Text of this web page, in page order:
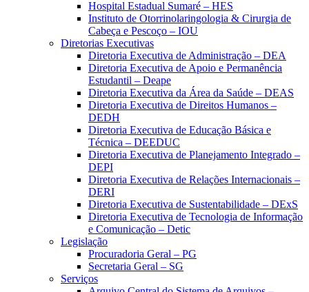
Hospital Estadual Sumaré – HES
Instituto de Otorrinolaringologia & Cirurgia de
Cabeça e Pescoço – IOU
Diretorias Executivas
Diretoria Executiva de Administração – DEA
Diretoria Executiva de Apoio e Permanência
Estudantil – Deape
Diretoria Executiva da Área da Saúde – DEAS
Diretoria Executiva de Direitos Humanos –
DEDH
Diretoria Executiva de Educação Básica e
Técnica – DEEDUC
Diretoria Executiva de Planejamento Integrado –
DEPI
Diretoria Executiva de Relações Internacionais –
DERI
Diretoria Executiva de Sustentabilidade – DExS
Diretoria Executiva de Tecnologia de Informação
e Comunicação – Detic
Legislação
Procuradoria Geral – PG
Secretaria Geral – SG
Serviços